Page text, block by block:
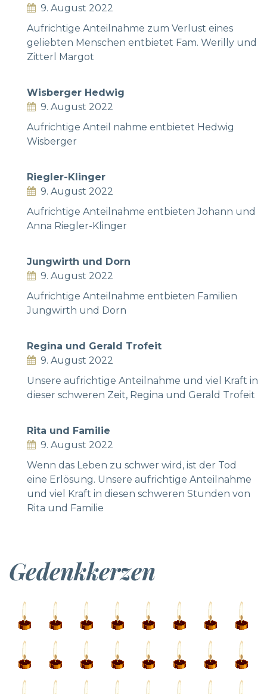
9. August 2022
Aufrichtige Anteilnahme zum Verlust eines
geliebten Menschen entbietet Fam. Werilly und
Zitterl Margot
Wisberger Hedwig
9. August 2022
Aufrichtige Anteil nahme entbietet Hedwig
Wisberger
Riegler-Klinger
9. August 2022
Aufrichtige Anteilnahme entbieten Johann und
Anna Riegler-Klinger
Jungwirth und Dorn
9. August 2022
Aufrichtige Anteilnahme entbieten Familien
Jungwirth und Dorn
Regina und Gerald Trofeit
9. August 2022
Unsere aufrichtige Anteilnahme und viel Kraft in
dieser schweren Zeit, Regina und Gerald Trofeit
Rita und Familie
9. August 2022
Wenn das Leben zu schwer wird, ist der Tod
eine Erlösung. Unsere aufrichtige Anteilnahme
und viel Kraft in diesen schweren Stunden von
Rita und Familie
Gedenkkerzen